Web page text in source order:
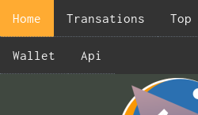
Home Transations Top
Wallet Api